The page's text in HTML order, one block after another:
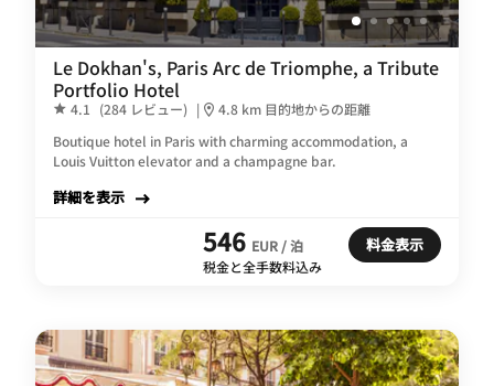
Le Dokhan's, Paris Arc de Triomphe, a Tribute
Portfolio Hotel
4.1 (284 レビュー) |
4.8 km 目的地からの距離
Boutique hotel in Paris with charming accommodation, a
Louis Vuitton elevator and a champagne bar.
詳細を表示
546 EUR / 泊
税金と全手数料込み
料金表示